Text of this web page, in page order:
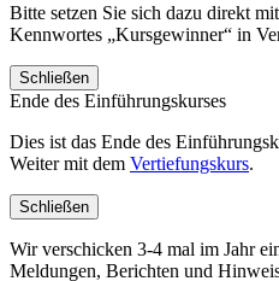
Bitte setzen Sie sich dazu direkt
Kennwortes „Kursgewinner“ in
Schließen
Ende des Einführungskurses
Dies ist das Ende des
Weiter mit dem Vertiefungskurs.
Schließen
Wir verschicken 3-4 mal im Jahr
Meldungen, Berichten und